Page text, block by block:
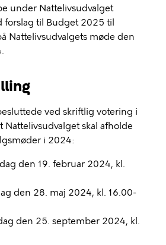
under Nattelivsudvalget
forslag til Budget 2025 til
Nattelivsudvalgets møde den
ved skriftlig votering i
skal afholde
i 2024:
den 19. februar 2024, kl.
den 28. maj 2024, kl. 16.00-
den 25. september 2024, kl.